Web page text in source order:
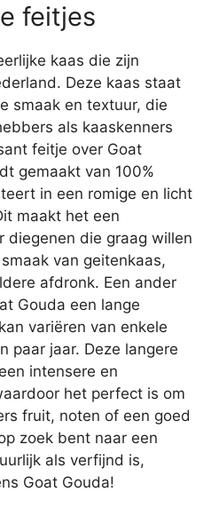
feitjes
kaas die zijn
Deze kaas staat
smaak en textuur, die
als kaaskenners
feitje over Goat
gemaakt van 100%
in een romige en licht
maakt het een
diegenen die graag willen
van geitenkaas,
afdronk. Een ander
Gouda een lange
variëren van enkele
paar jaar. Deze langere
intensere en
het perfect is om
fruit, noten of een goed
zoek bent naar een
als verfijnd is,
Goat Gouda!